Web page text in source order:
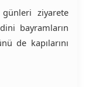
ziyarete
bayramların
de kapılarını